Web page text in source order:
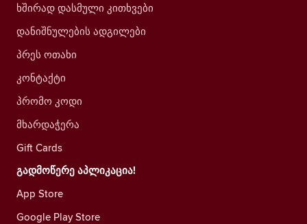
ხშირად დასმული კითხვები
დანიშნულების ადგილები
პრეს ოთახი
კონტაქტი
პრომო კოდი
მხარდაჭერა
Gift Cards
გადმოწერე აპლიკაცია!
App Store
Google Play Store